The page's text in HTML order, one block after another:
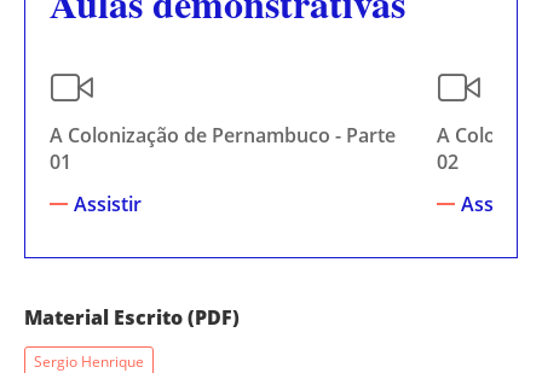
A Colonização de Pernambuco - Parte
01
Assistir
A
02
Assistir
Material Escrito (PDF)
Sergio Henrique